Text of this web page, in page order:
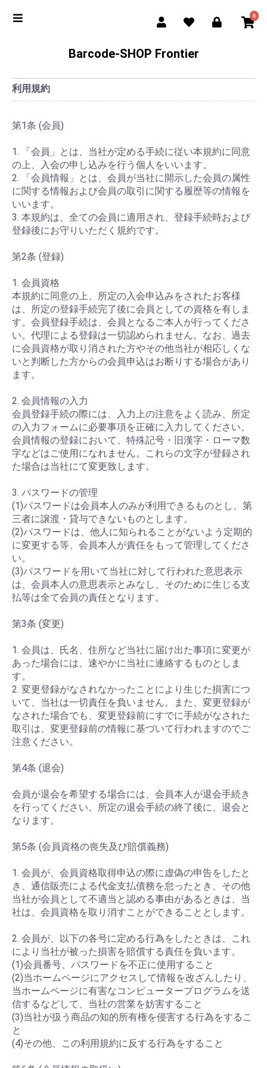
0
Barcode-SHOP Frontier
利用規約
第1条 (会員)
1. 「会員」とは、当社が定める手続に従い本規約に同意
の上、入会の申し込みを行う個人をいいます。
2. 「会員情報」とは、会員が当社に開示した会員の属性
に関する情報および会員の取引に関する履歴等の情報を
いいます。
3. 本規約は、全ての会員に適用され、登録手続時および
登録後にお守りいただく規約です。
第2条 (登録)
1. 会員資格
本規約に同意の上、所定の入会申込みをされたお客様
は、所定の登録手続完了後に会員としての資格を有しま
す。会員登録手続は、会員となるご本人が行ってくださ
い。代理による登録は一切認められません。なお、過去
に会員資格が取り消された方やその他当社が相応しくな
いと判断した方からの会員申込はお断りする場合があり
ます。
2. 会員情報の入力
会員登録手続の際には、入力上の注意をよく読み、所定
の入力フォームに必要事項を正確に入力してください。
会員情報の登録において、特殊記号・旧漢字・ローマ数
字などはご使用になれません。これらの文字が登録され
た場合は当社にて変更致します。
3. パスワードの管理
(1)パスワードは会員本人のみが利用できるものとし、第
三者に譲渡・貸与できないものとします。
(2)パスワードは、他人に知られることがないよう定期的
に変更する等、会員本人が責任をもって管理してくださ
い。
(3)パスワードを用いて当社に対して行われた意思表示
は、会員本人の意思表示とみなし、そのために生じる支
払等は全て会員の責任となります。
第3条 (変更)
1. 会員は、氏名、住所など当社に届け出た事項に変更が
あった場合には、速やかに当社に連絡するものとしま
す。
2. 変更登録がなされなかったことにより生じた損害につ
いて、当社は一切責任を負いません。また、変更登録が
なされた場合でも、変更登録前にすでに手続がなされた
取引は、変更登録前の情報に基づいて行われますのでご
注意ください。
第4条 (退会)
会員が退会を希望する場合には、会員本人が退会手続き
を行ってください。所定の退会手続の終了後に、退会と
なります。
第5条 (会員資格の喪失及び賠償義務)
1. 会員が、会員資格取得申込の際に虚偽の申告をしたと
き、通信販売による代金支払債務を怠ったとき、その他
当社が会員として不適当と認める事由があるときは、当
社は、会員資格を取り消すことができることとします。
2. 会員が、以下の各号に定める行為をしたときは、これ
により当社が被った損害を賠償する責任を負います。
(1)会員番号、パスワードを不正に使用すること
(2)当ホームページにアクセスして情報を改ざんしたり、
当ホームページに有害なコンピュータープログラムを送
信するなどして、当社の営業を妨害すること
(3)当社が扱う商品の知的所有権を侵害する行為をするこ
と
(4)その他、この利用規約に反する行為をすること